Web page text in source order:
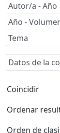
Autor/a - Año
Año -
Tema
Datos de la
Coincidir
Ordenar
Orden de